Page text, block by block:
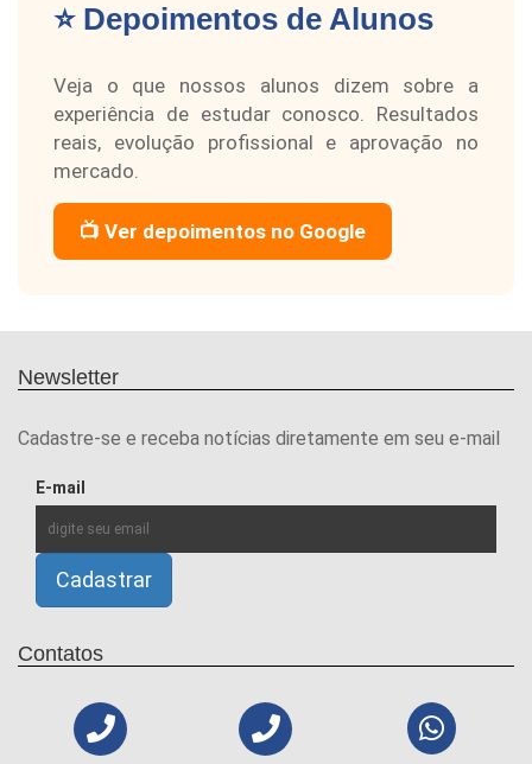
⭐ Depoimentos de Alunos
Veja o que nossos alunos dizem sobre a
experiência de estudar conosco. Resultados
reais, evolução profissional e aprovação no
mercado.
📺 Ver depoimentos no Google
Newsletter
Cadastre-se e receba notícias diretamente em seu e-mail
E-mail
Contatos